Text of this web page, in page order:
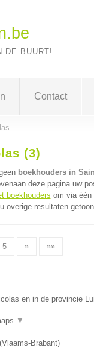
DE BUURT!
Contact
(3)
boekhouders in
deze pagina uw
boekhouders om via één
overige resultaten
5 » »»
en in de provincie
▼
Vlaams-Brabant)